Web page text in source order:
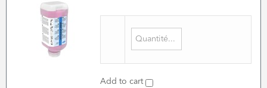
Add to cart